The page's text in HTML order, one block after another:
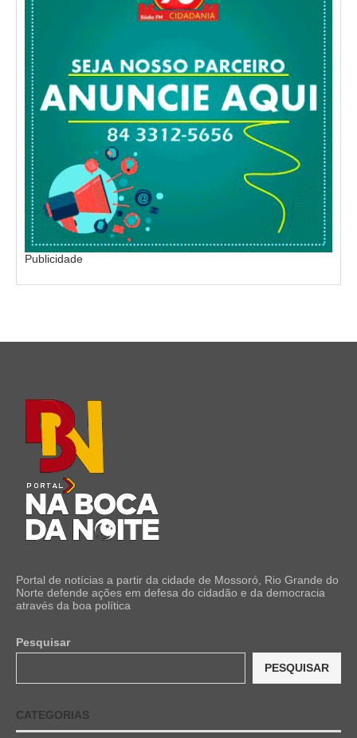
Publicidade
Portal de notícias a partir da cidade de Mossoró, Rio Grande do
Norte defende ações em defesa do cidadão e da democracia
através da boa política
Pesquisar
PESQUISAR
CATEGORIAS